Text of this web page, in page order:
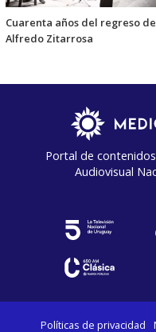
Cuarenta años del regreso de
Alfredo Zitarrosa
Portal de
Audiovisual
Políticas de privacidad